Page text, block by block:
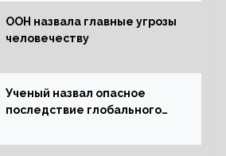
ООН назвала главные угрозы
человечеству
Ученый назвал опасное
последствие глобального